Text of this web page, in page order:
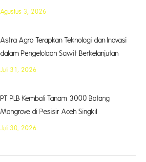
Agustus 3, 2026
Astra Agro Terapkan Teknologi dan Inovasi
dalam Pengelolaan Sawit Berkelanjutan
Juli 31, 2026
PT PLB Kembali Tanam 3000 Batang
Mangrove di Pesisir Aceh Singkil
Juli 30, 2026